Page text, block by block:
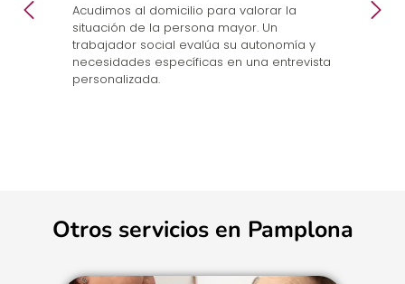
Acudimos al domicilio para valorar la
situación de la persona mayor. Un
trabajador social evalúa su autonomía y
necesidades específicas en una entrevista
personalizada.
Otros servicios en Pamplona